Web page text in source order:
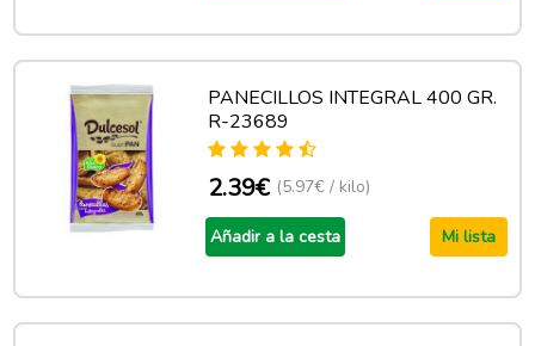
PANECILLOS INTEGRAL 400 GR.
R-23689
2.39€ (5.97€ / kilo)
Añadir a la cesta Mi lista